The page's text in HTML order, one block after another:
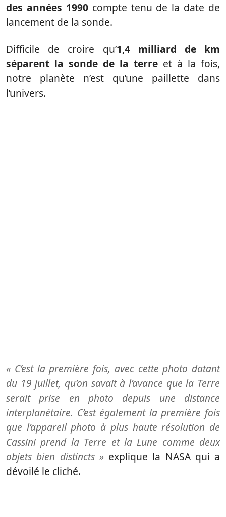
des années 1990compte tenu de la date de
lancement de la sonde.
Difficile de croire qu’1,4 milliard de km
séparent la sonde de la terre et à la fois,
notre planète n’est qu’une paillette dans
l’univers.
« C’est la première fois, avec cette photo datant
du 19 juillet, qu’on savait à l’avance que la Terre
serait prise en photo depuis une distance
interplanétaire. C’est également la première fois
que l’appareil photo à plus haute résolution de
Cassini prend la Terre et la Lune comme deux
objets bien distincts »explique la NASA qui a
dévoilé le cliché.